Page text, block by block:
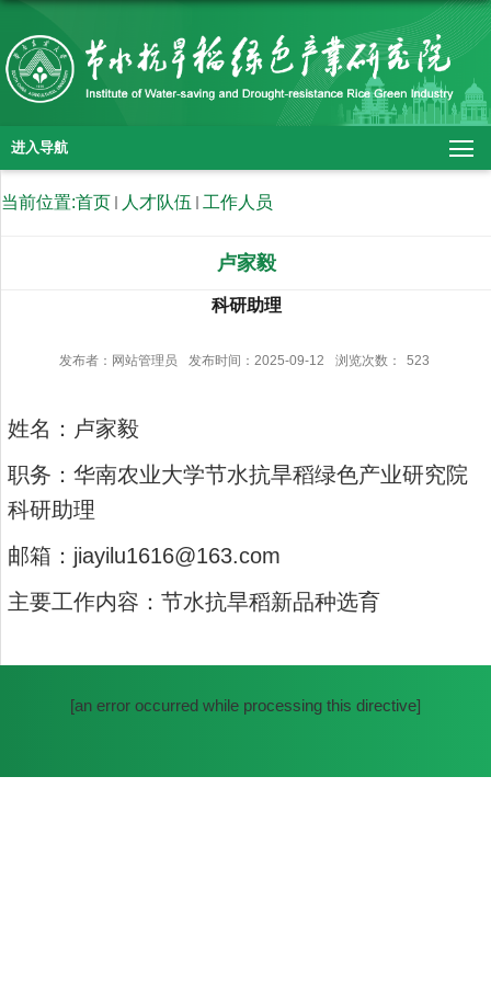
进入导航
当前位置:首页 人才队伍 工作人员
卢家毅
科研助理
发布者：网站管理员 发布时间：2025-09-12 浏览次数： 523
姓名：卢家毅
职务：华南农业大学节水抗旱稻绿色产业研究院
科研助理
邮箱：jiayilu1616@163.com
主要工作内容：节水抗旱稻新品种选育
[an error occurred while processing this directive]